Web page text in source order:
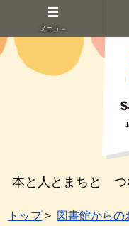
メニュ－
本と人とまちと
トップ> 図書館からの